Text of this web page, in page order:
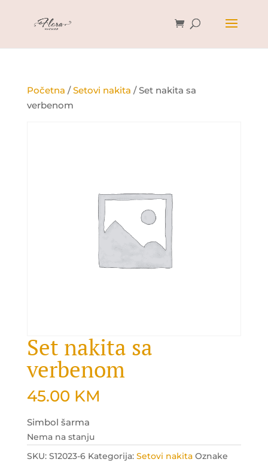
Početna /Setovi nakita / Set nakita sa
verbenom
Set nakita sa
verbenom
45.00 KM
Simbol šarma
Nema na stanju
SKU: S12023-6 Kategorija: Setovi nakita Oznake